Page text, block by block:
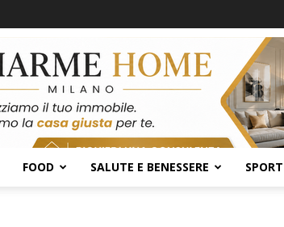
FOOD SALUTE E BENESSERE SPORT